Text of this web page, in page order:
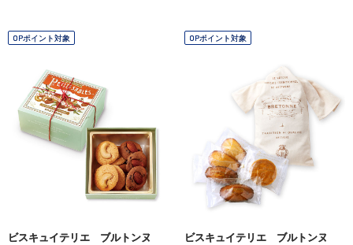
OPポイント対象
ビスキュイテリエ ブルトンヌ
OPポイント対象
ビスキュイテリエ ブルトンヌ